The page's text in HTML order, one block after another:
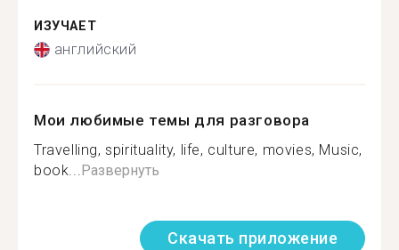
ИЗУЧАЕТ
английский
Мои любимые темы для разговора
Travelling, spirituality, life, culture, movies, Music,
book...Развернуть
Скачать приложение